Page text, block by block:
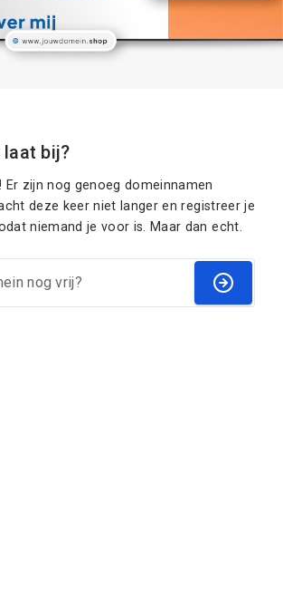
laat bij?
Er zijn nog genoeg domeinnamen
deze keer niet langer en registreer je
niemand je voor is. Maar dan echt.